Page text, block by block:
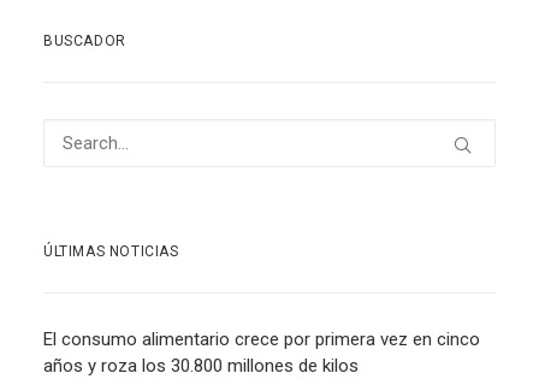
BUSCADOR
ÚLTIMAS NOTICIAS
El consumo alimentario crece por primera vez en cinco
años y roza los 30.800 millones de kilos